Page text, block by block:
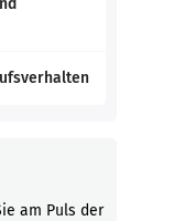
am Puls der